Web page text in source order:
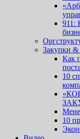
911:
Закупки
Как
10
10